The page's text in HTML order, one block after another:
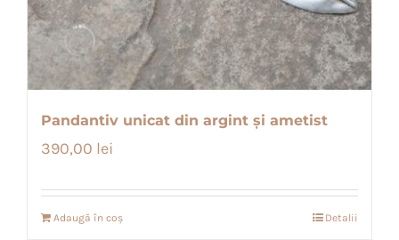
Pandantiv unicat din argint și ametist
390,00 lei
Adaugă în coș Detalii